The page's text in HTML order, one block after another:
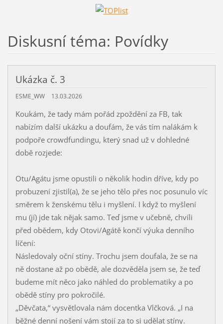
Diskusní téma: Povídky
Ukázka č. 3
ESME_WW 13.03.2026
Koukám, že tady mám pořád zpoždění za FB, tak
nabízím další ukázku a doufám, že vás tím nalákám k
podpoře crowdfundingu, který snad už v dohledné
době rozjede:
Otu/Agátu jsme opustili o několik hodin dříve, kdy po
probuzení zjistil(a), že se jeho tělo přes noc posunulo víc
směrem k ženskému tělu i myšlení. I když to myšlení
mu (jí) jde tak nějak samo. Teď jsme v učebně, chvíli
před obědem, kdy Otovi/Agátě končí výuka denního
líčení:
Následovaly oční stíny. Trochu jsem doufala, že se na
ně dostane až po obědě, ale dozvěděla jsem se, že teď
budeme mít něco jako náhled do problematiky a po
obědě stíny pro pokročilé.
„Děvčata,“ vysvětlovala nám docentka Vlčková. „I na
běžné denní nošení vám stojí za to si udělat stíny.